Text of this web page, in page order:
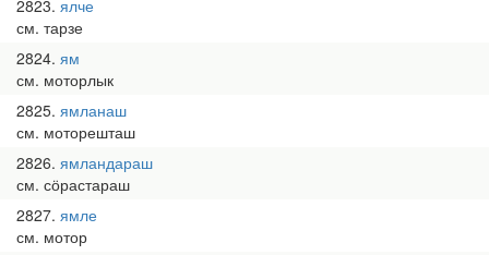
2823 ялче
см. тарзе
2824 ям
см. моторлык
2825 ямланаш
см. моторешташ
2826 ямландараш
см. сӧрастараш
2827 ямле
см. мотор